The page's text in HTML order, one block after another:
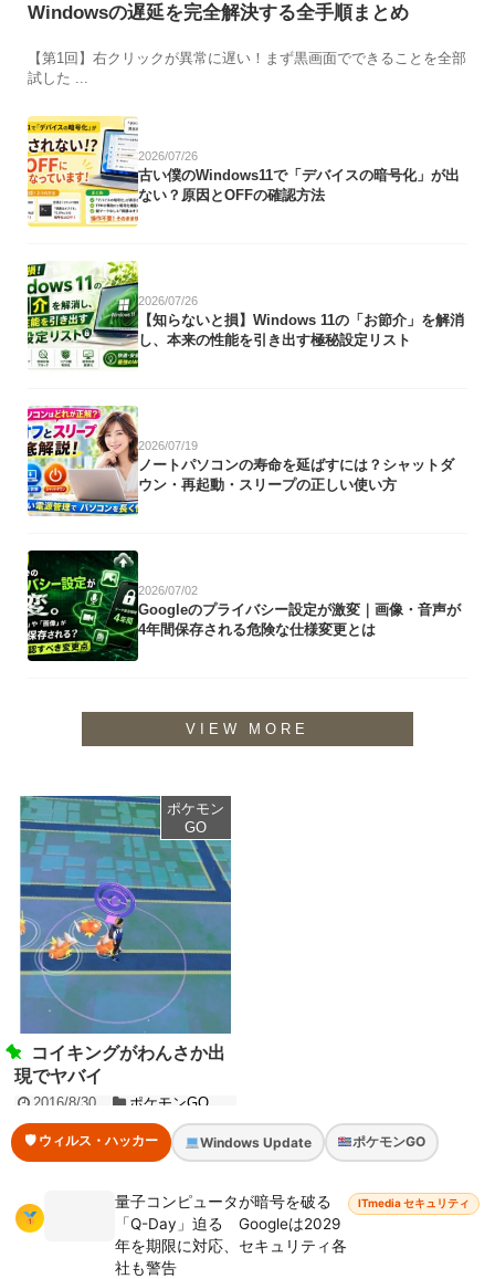
Windowsの遅延を完全解決する全手順まとめ
【第1回】右クリックが異常に遅い！まず黒画面でできることを全部
試した ...
2026/07/26
古い僕のWindows11で「デバイスの暗号化」が出
ない？原因とOFFの確認方法
2026/07/26
【知らないと損】Windows 11の「お節介」を解消
し、本来の性能を引き出す極秘設定リスト
2026/07/19
ノートパソコンの寿命を延ばすには？シャットダ
ウン・再起動・スリープの正しい使い方
2026/07/02
Googleのプライバシー設定が激変｜画像・音声が
4年間保存される危険な仕様変更とは
VIEW MORE
ポケモン
GO
コイキングがわんさか出
現でヤバイ
2016/8/30 ポケモンGO
🛡 ウィルス・ハッカー Windows Update ポケモンGO
量子コンピュータが暗号を破る
「Q-Day」迫る Googleは2029
年を期限に対応、セキュリティ各
社も警告
ITmedia セキュリティ